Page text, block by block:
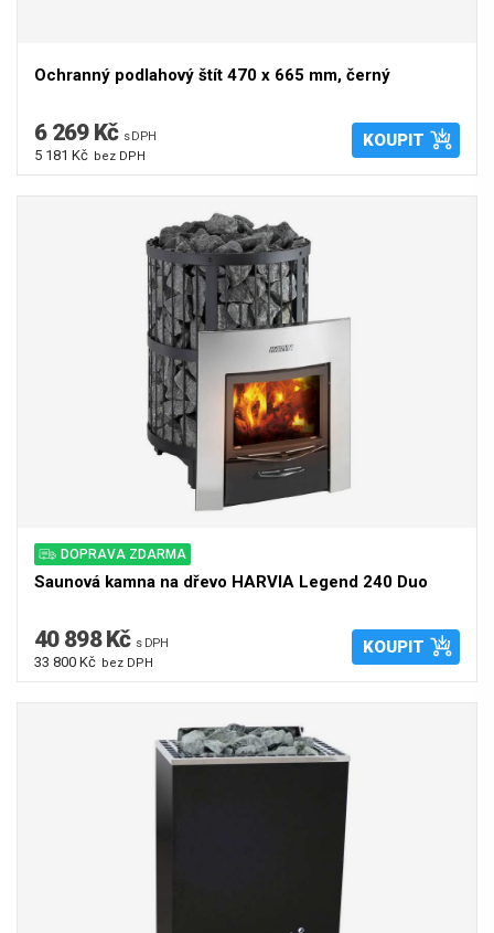
Ochranný podlahový štít 470 x 665 mm, černý
6 269 Kč s DPH
5 181 Kč bez DPH
KOUPIT
DOPRAVA ZDARMA
Saunová kamna na dřevo HARVIA Legend 240 Duo
40 898 Kč s DPH
33 800 Kč bez DPH
KOUPIT